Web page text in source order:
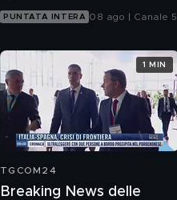
PUNTATA INTERA 08 ago | Canale 5
TGCOM24
Breaking News delle
1 MIN